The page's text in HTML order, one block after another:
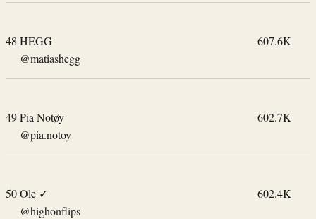
48 HEGG
@matiashegg
607.6K
49Pia Notøy
@pia.notoy
602.7K
50Ole ✓
@highonflips
602.4K